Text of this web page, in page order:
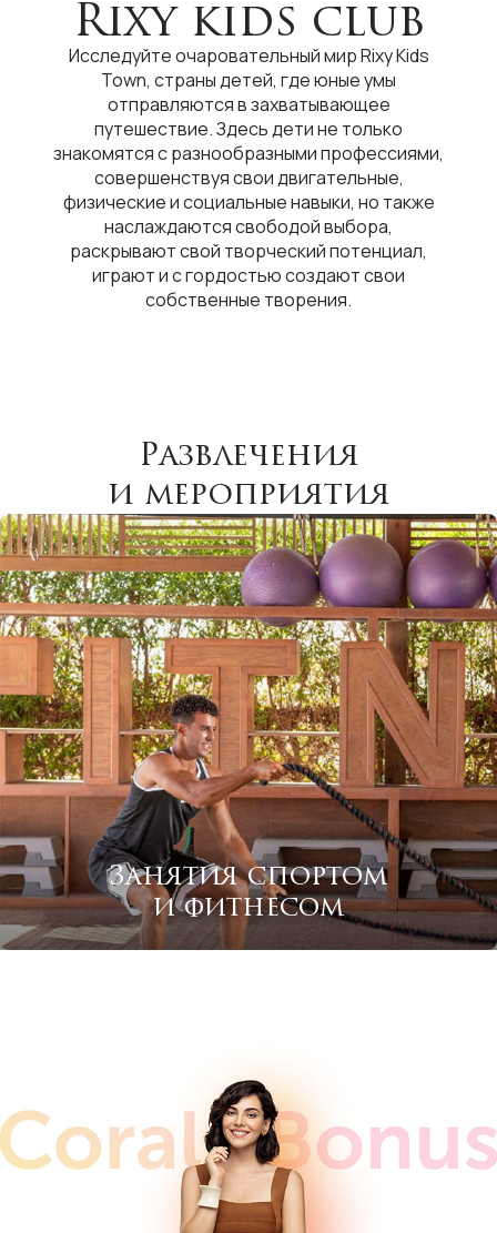
Rixy kids club
Исследуйте очаровательный мир Rixy Kids
Town, страны детей, где юные умы
отправляются в захватывающее
путешествие. Здесь дети не только
знакомятся с разнообразными профессиями,
совершенствуя свои двигательные,
физические и социальные навыки, но также
наслаждаются свободой выбора,
раскрывают свой творческий потенциал,
играют и с гордостью создают свои
собственные творения.
Развлечения
и мероприятия
Занятия спортом
и фитнесом